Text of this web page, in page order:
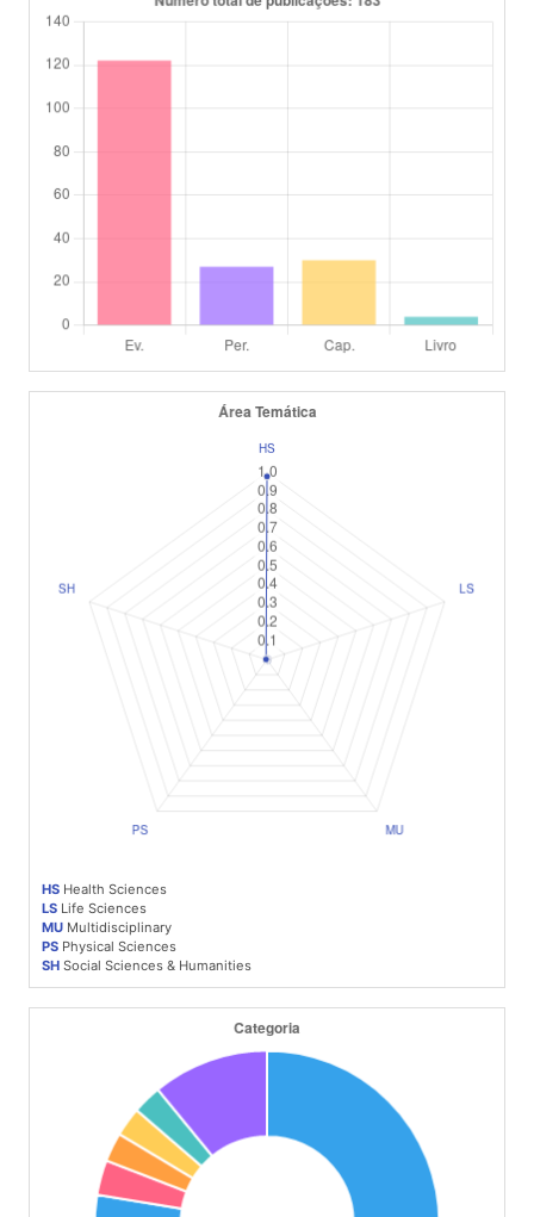
HS Health Sciences
LS Life Sciences
MU Multidisciplinary
PS Physical Sciences
SH Social Sciences & Humanities